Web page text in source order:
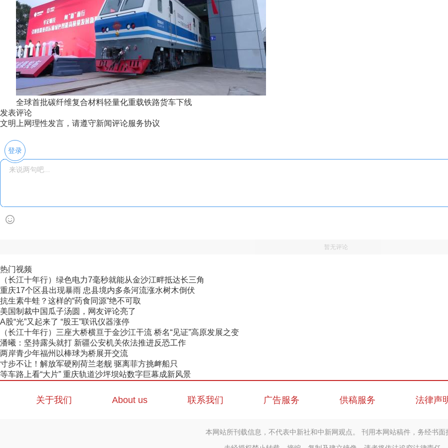
全球首批碳纤维复合材料轻量化重载铁路货车下线
发表评论
文明上网理性发言，请遵守新闻评论服务协议
登录
暂无评论
热门视频
（长江十年行）绿色电力7毫秒就能从金沙江畔抵达长三角
重庆17个区县出现暴雨 忠县境内多条河流涨水树木倒伏
抗生素牛蛙？这样的“药食同源”绝不可取
美国制裁中国瓜子汤圆，网友评论亮了
A股“光”又起来了 “股王”联讯仪器涨停
（长江十年行）三座大桥横亘于金沙江干流 桥名“见证”高原发展之变
潘曦：坚持露头就打 新疆公安机关依法推进反恐工作
两岸青少年福州以棒球为桥展开交流
寸步不让！解放军硬刚荷兰老舰 驱离菲方挑衅船只
等车路上看“大片” 重庆轨道沙坪坝站数字巨幕成新风景
关于我们 About us 联系我们 广告服务 供稿服务 法律声
本网站所刊载信息，不代表中新社和中新网观点。 刊用本网站稿件，务经书面